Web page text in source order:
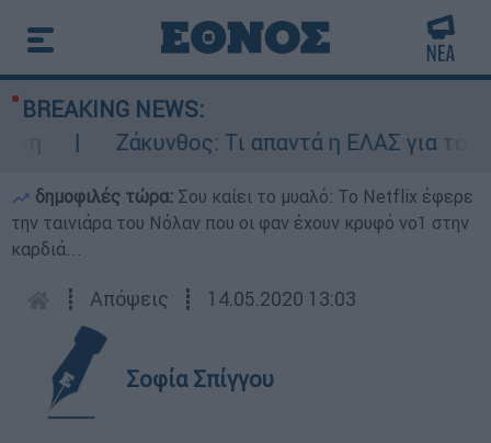
BREAKING NEWS:
Ζάκυνθος: Τι απαντά η ΕΛΑΣ για τους 8
δημοφιλές τώρα: Σου καίει το μυαλό: Το Netflix έφερε
την ταινιάρα του Νόλαν που οι φαν έχουν κρυφό νο1 στην
καρδιά...
┋ Απόψεις ┋ 14.05.2020 13:03
Σοφία Σπίγγου